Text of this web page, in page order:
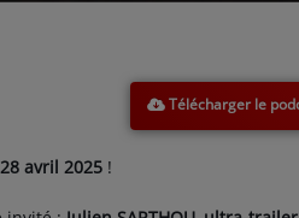
Télécharger le
avril 2025 !